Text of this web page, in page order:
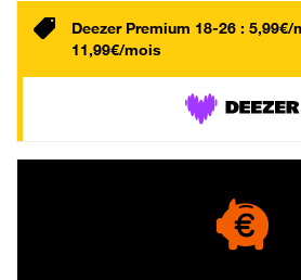
Deezer Premium 18-26 :
11,99€/mois